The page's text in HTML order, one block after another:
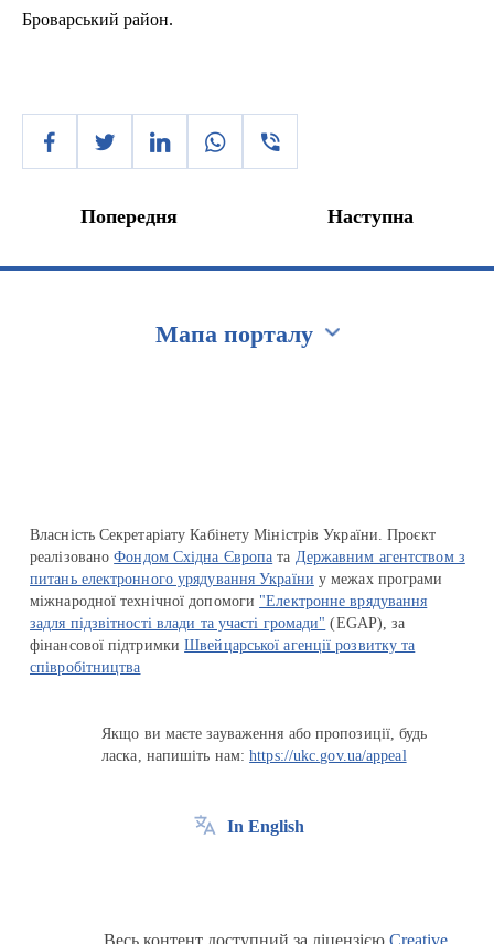
Броварський район.
Попередня Наступна
Мапа порталу
Власність Секретаріату Кабінету Міністрів України. Проєкт
реалізованоФондом Східна Європа та Державним агентством з
питань електронного урядування України у межах програми
міжнародної технічної допомоги "Електронне врядування
задля підзвітності влади та участі громади" (EGAP), за
фінансової підтримкиШвейцарської агенції розвитку та
співробітництва
Якщо ви маєте зауваження або пропозиції, будь
ласка, напишіть нам:https://ukc.gov.ua/appeal
In English
Весь контент доступний за ліцензією Creative